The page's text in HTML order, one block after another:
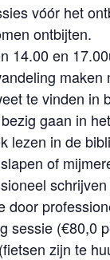
vóór het
ontbijten.
14.00 en
te vinden in
gaan in
lezen in de
of
schrijven
door
sessie (€80,0
zijn te